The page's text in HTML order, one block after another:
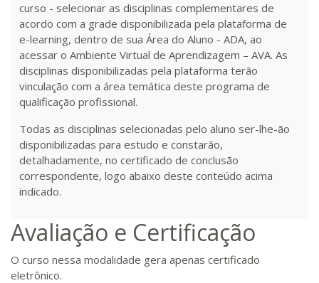
300 H 38 dias 120dias
R$ 1.487,06
Matricular
320 H 40dias 120dias
R$ 1.586,20
Matricular
340 H 43dias 120dias
R$ 1.685,33
360 H
380 H
R$ 1.883,61
Matricular
curso - selecionar as disciplinas complementares de
acordo com a grade disponibilizada pela plataforma de
e-learning, dentro de sua Área do Aluno - ADA, ao
acessar o Ambiente Virtual de Aprendizagem – AVA. As
disciplinas disponibilizadas pela plataforma terão
vinculação com a área temática deste programa de
qualificação profissional.
Todas as disciplinas selecionadas pelo aluno ser-lhe-ão
disponibilizadas para estudo e constarão,
detalhadamente, no certificado de conclusão
correspondente, logo abaixo deste conteúdo acima
indicado.
Avaliação e Certificação
O curso nessa modalidade gera apenas certificado
eletrônico.